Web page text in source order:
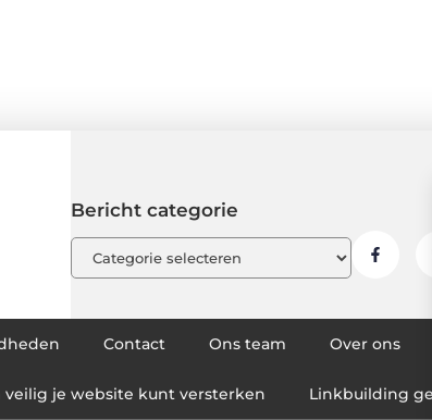
Bericht categorie
Contact Ons team Over ons
je website kunt versterken Linkbuilding